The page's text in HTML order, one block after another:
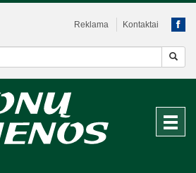
Reklama Kontaktai